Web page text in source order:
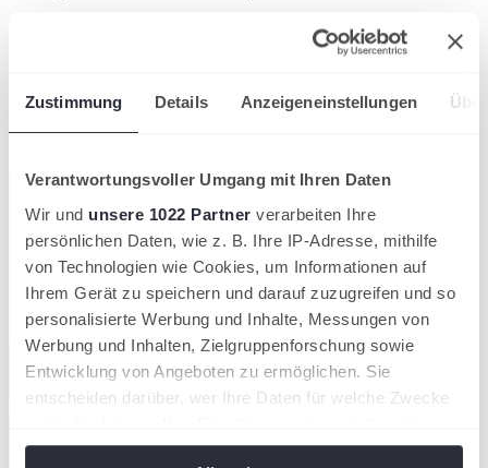
Zustimmung Details Anzeigeneinstellungen
Verantwortungsvoller Umgang mit Ihren Daten
Wir und unsere 1022 Partner verarbeiten Ihre
persönlichen Daten, wie z. B. Ihre IP-Adresse, mithilfe
von Technologien wie Cookies, um Informationen auf
Ihrem Gerät zu speichern und darauf zuzugreifen und so
personalisierte Werbung und Inhalte, Messungen von
Werbung und Inhalten, Zielgruppenforschung sowie
Entwicklung von Angeboten zu ermöglichen. Sie
entscheiden darüber, wer Ihre Daten für welche Zwecke
Cookie-Erklärung oder durch Klicken auf das Privacy
Der DTB wird ihm ein ehrendes Andenken bewahren.
Ähnliche News